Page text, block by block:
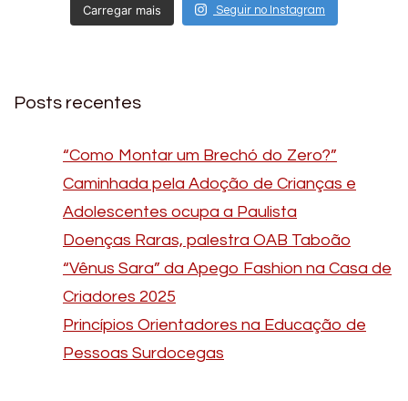
Carregar mais Seguir no Instagram
Posts recentes
“Como Montar um Brechó do Zero?”
Caminhada pela Adoção de Crianças e
Adolescentes ocupa a Paulista
Doenças Raras, palestra OAB Taboão
“Vênus Sara” da Apego Fashion na Casa de
Criadores 2025
Princípios Orientadores na Educação de
Pessoas Surdocegas